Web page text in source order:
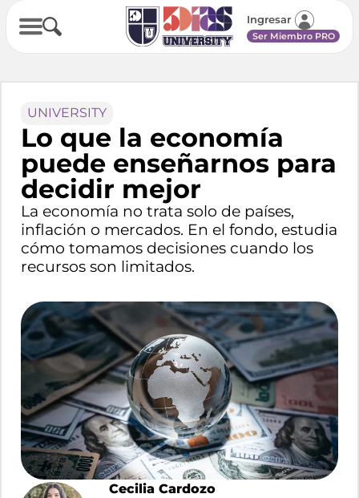
Ser Miembro PRO
Ingresar
UNIVERSITY
Lo que la economía
puede enseñarnos para
decidir mejor
La economía no trata solo de países,
inflación o mercados. En el fondo, estudia
cómo tomamos decisiones cuando los
recursos son limitados.
Cecilia Cardozo